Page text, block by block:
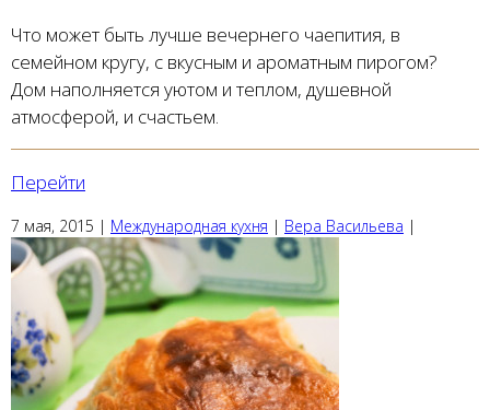
Что может быть лучше вечернего чаепития, в
семейном кругу, с вкусным и ароматным пирогом?
Дом наполняется уютом и теплом, душевной
атмосферой, и счастьем.
Перейти
7 мая, 2015 | Международная кухня | Вера Васильева |